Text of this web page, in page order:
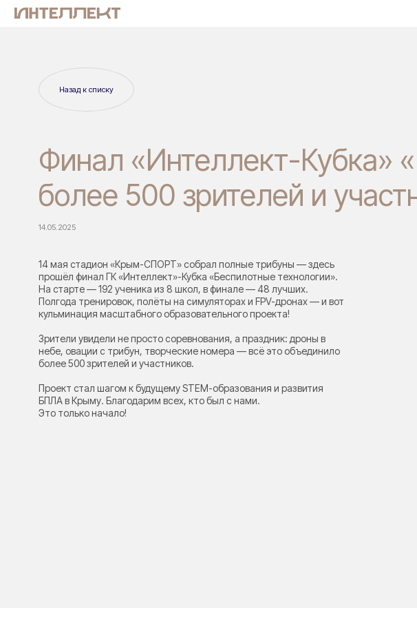
Назад к списку
Финал «Интеллект-Кубка»
более 500 зрителей и
14.05.2025
14 мая стадион «Крым-СПОРТ» собрал полные трибуны — здесь
прошёл финал ГК «Интеллект»-Кубка «Беспилотные технологии».
На старте — 192 ученика из 8 школ, в финале — 48 лучших.
Полгода тренировок, полёты на симуляторах и FPV-дронах — и вот
кульминация масштабного образовательного проекта!
Зрители увидели не просто соревнования, а праздник: дроны в
небе, овации с трибун, творческие номера — всё это объединило
более 500 зрителей и участников.
Проект стал шагом к будущему STEM-образования и развития
БПЛА в Крыму. Благодарим всех, кто был с нами.
Это только начало!